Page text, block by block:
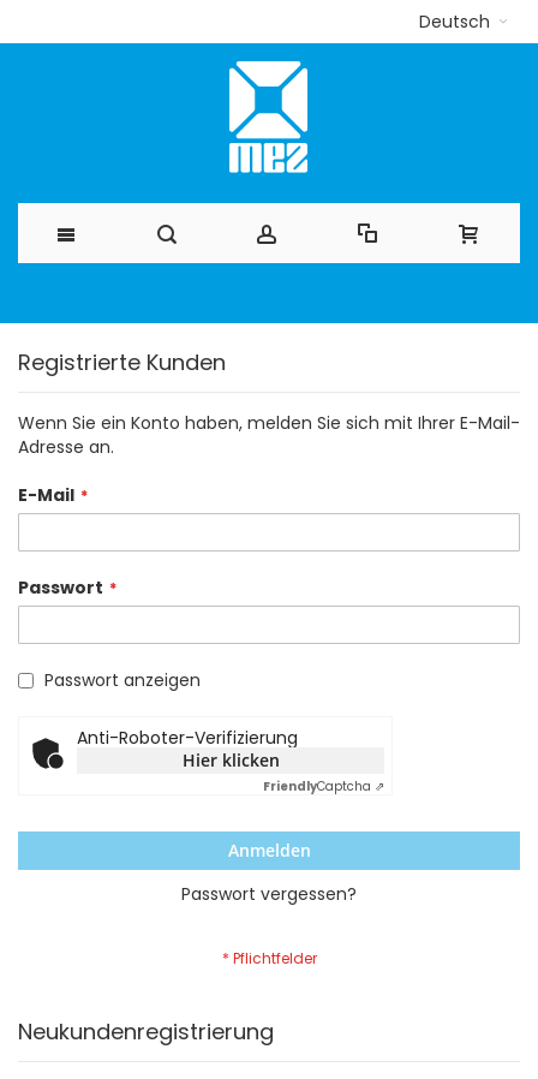
Deutsch
Inhalt
Registrierte Kunden
Wenn Sie ein Konto haben, melden Sie sich mit Ihrer E-Mail-
Adresse an.
E-Mail
Passwort
Passwort anzeigen
Anti-Roboter-Verifizierung
Hier klicken
FriendlyCaptcha ⇗
Anmelden
Passwort vergessen?
Neukundenregistrierung